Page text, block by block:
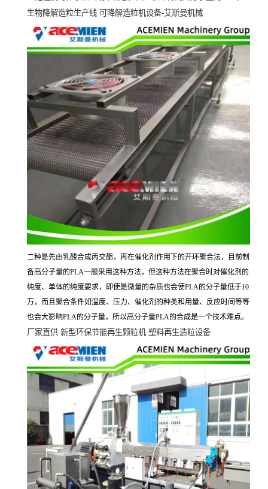
生物降解造粒生产线 可降解造粒机设备-艾斯曼机械
二种是先由乳酸合成丙交酯，再在催化剂作用下的开环聚合法，目前制
备高分子量的PLA一般采用这种方法，但这种方法在聚合时对催化剂的
纯度、单体的纯度要求，即使是微量的杂质也会使PLA的分子量低于10
万，而且聚合条件如温度、压力、催化剂的种类和用量、反应时间等等
也会大影响PLA的分子量，所以高分子量PLA的合成是一个技术难点。
厂家直供 新型环保节能再生颗粒机 塑料再生造粒设备